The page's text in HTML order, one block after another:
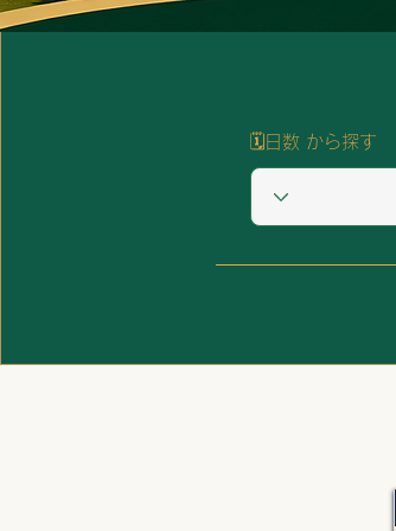
🗓️日数 から探す